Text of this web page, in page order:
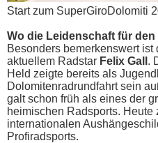
Start zum SuperGiroDolomiti
Wo die Leidenschaft für
Besonders bemerkenswert
aktuellem Radstar Felix Gall .
Held zeigte bereits als
Dolomitenradrundfahrt sein
galt schon früh als eines der
heimischen Radsports. Heute
internationalen
Profiradsports.